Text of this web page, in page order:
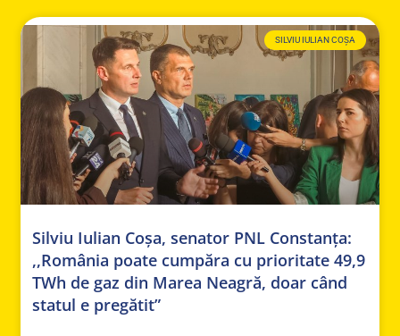
SILVIU IULIAN COȘA
Silviu Iulian Coșa, senator PNL Constanța:
,,România poate cumpăra cu prioritate 49,9
TWh de gaz din Marea Neagră, doar când
statul e pregătit”